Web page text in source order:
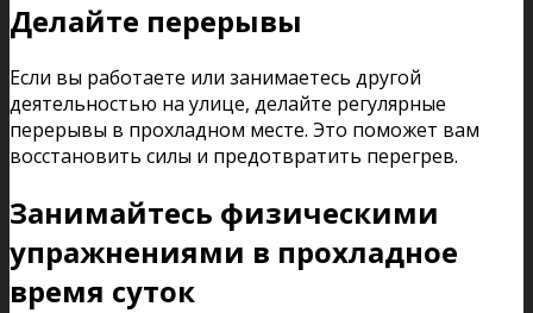
Делайте перерывы
Если вы работаете или занимаетесь другой
деятельностью на улице, делайте регулярные
перерывы в прохладном месте. Это поможет вам
восстановить силы и предотвратить перегрев.
Занимайтесь физическими
упражнениями в прохладное
время суток